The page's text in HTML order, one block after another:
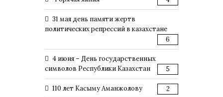
31 мая день памяти жертв
политических репрессий в казахстане
6
4 июня – День государственных
символов Республики Казахстан
5
110 лет Касыму Аманжолову 2